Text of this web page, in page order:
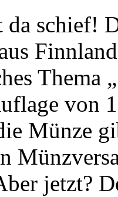
da schief!
Thema
von
Münze
jetzt?